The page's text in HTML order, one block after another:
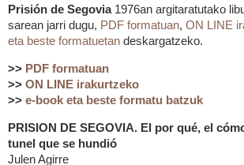
Prisión de Segovia1976an argitaratutako
sarean jarri dugu, PDF formatuan, ON LINE
eta beste formatuetan deskargatzeko.
>> PDF formatuan
>> ON LINE irakurtzeko
>> e-book eta beste formatu batzuk
PRISION DE SEGOVIA. El por qué, el
tunel que se hundió
Julen Agirre